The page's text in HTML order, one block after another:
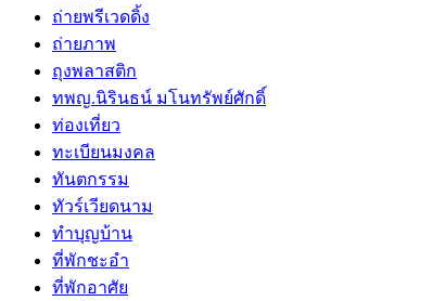
ถ่ายพรีเวดดิ้ง
ถ่ายภาพ
ถุงพลาสติก
ทพญ.นิรินธน์ มโนทรัพย์ศักดิ์
ท่องเที่ยว
ทะเบียนมงคล
ทันตกรรม
ทัวร์เวียดนาม
ทำบุญบ้าน
ที่พักชะอำ
ที่พักอาศัย